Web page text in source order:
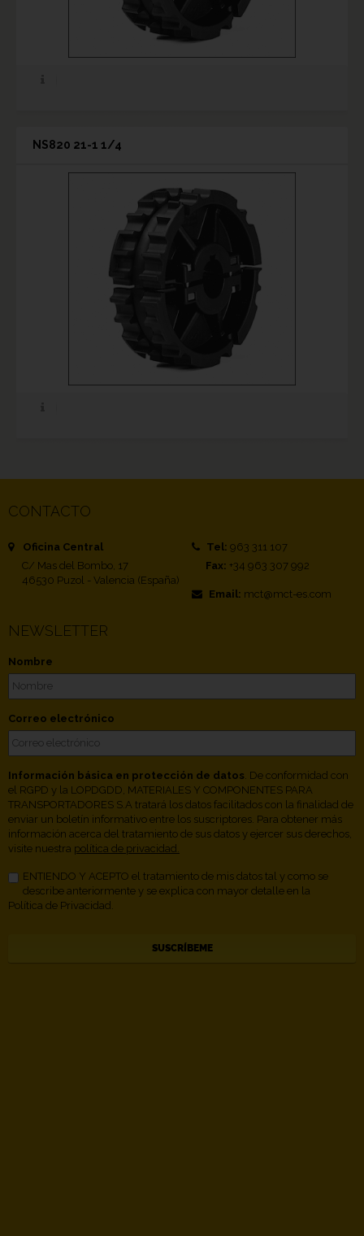
NS820 21-1 1/4
CONTACTO
Oficina Central
C/ Mas del Bombo, 17
46530 Puzol - Valencia (España)
Tel: 963 311 107
Fax: +34 963 307 992
Email: mct@mct-es.com
NEWSLETTER
Nombre
Correo electrónico
Información básica en protección de datos . De conformidad con
el RGPD y la LOPDGDD, MATERIALES Y COMPONENTES PARA
TRANSPORTADORES S.A tratará los datos facilitados con la finalidad de
enviar un boletín informativo entre los suscriptores. Para obtener más
información acerca del tratamiento de sus datos y ejercer sus derechos,
visite nuestra política de privacidad.
ENTIENDO Y ACEPTO el tratamiento de mis datos tal y como se
describe anteriormente y se explica con mayor detalle en la
Política de Privacidad.